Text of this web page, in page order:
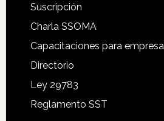
Suscripción
Charla SSOMA
Capacitaciones para
Directorio
Ley 29783
Reglamento SST